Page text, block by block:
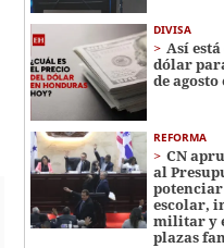
DIVISA
Así
dólar
de
REFORMA
CN
al
escolar,
militar y
plazas